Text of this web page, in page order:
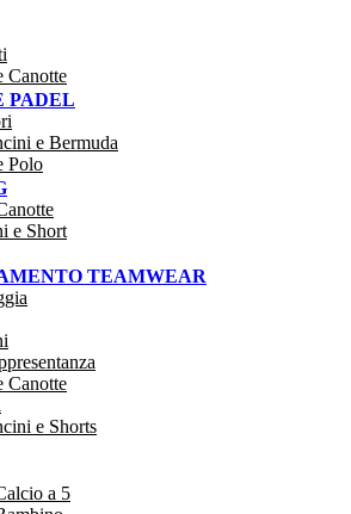
Canotte
PADEL
e Bermuda
Polo
e Short
TEAMWEAR
Canotte
e Shorts
a 5